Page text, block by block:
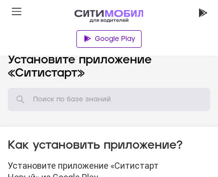
Google Play
Установите приложение
«Ситистарт»
Как установить приложение?
Установите приложение «Ситистарт